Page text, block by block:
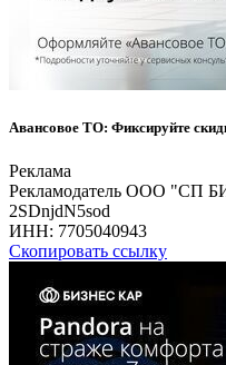
Авансовое ТО: Фиксируйте
Реклама
Рекламодатель ООО "СП
2SDnjdN5sod
ИНН: 7705040943
Скопировать ссылку